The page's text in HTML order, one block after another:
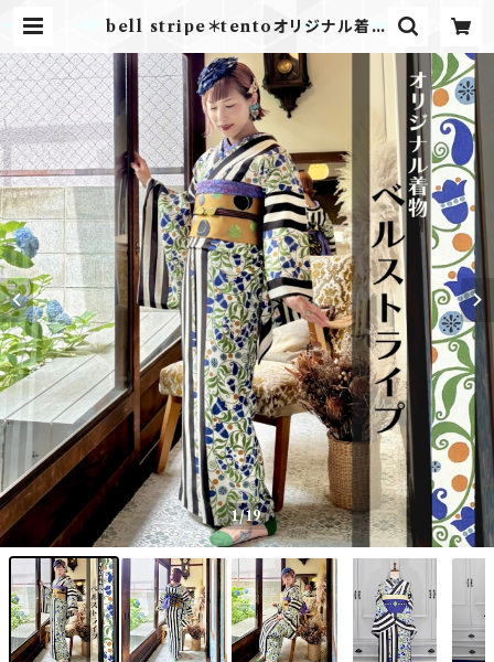
bell stripe＊tentoオリジナル着物
すずらん | kimono tento
1/19